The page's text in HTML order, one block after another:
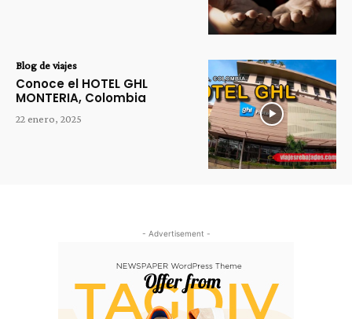
Blog de viajes
Conoce el HOTEL GHL
MONTERIA, Colombia
22 enero, 2025
- Advertisement -